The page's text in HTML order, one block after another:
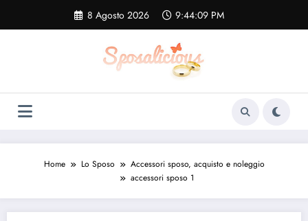
contenuto
8 Agosto 2026 9:44:10 PM
Home Lo Sposo
Accessori sposo, acquisto e noleggio
accessori sposo 1